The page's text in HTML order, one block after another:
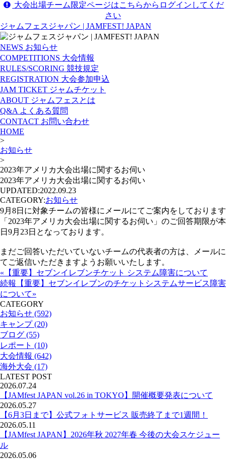
大会出場チーム限定ページはこちらからログインしてくだ
さい
ジャムフェスジャパン | JAMFEST! JAPAN
NEWS お知らせ
COMPETITIONS 大会情報
RULES/SCORING 競技規定
REGISTRATION 大会参加申込
JAM TICKET ジャムチケット
ABOUT ジャムフェスとは
Q&A よくある質問
CONTACT お問い合わせ
HOME
>
お知らせ
>
2023年アメリカ大会出場に関するお伺い
2023年アメリカ大会出場に関するお伺い
UPDATED:2022.09.23
CATEGORY:お知らせ
9月8日に対象チームの皆様にメールにてご案内をしております
「2023年アメリカ大会出場に関するお伺い」のご回答期限が本
日9月23日となっております。
まだご回答いただいていないチームの代表者の方は、メールに
てご返信いただきますようお願いいたします。
«【重要】セブンイレブンチケット システム障害について
続報【重要】セブンイレブンのチケットシステムサービス障害
について»
CATEGORY
お知らせ (592)
キャンプ (20)
ブログ (55)
レポート (10)
大会情報 (642)
海外大会 (17)
LATEST POST
2026.07.24
【JAMfest JAPAN vol.26 in TOKYO】開催概要発表について
2026.05.27
【6月3日まで】公式フォトサービス 販売終了まで1週間！
2026.05.11
【JAMfest JAPAN】2026年秋 2027年春 今後の大会スケジュー
ル
2026.05.06